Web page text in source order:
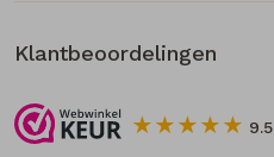
Klantbeoordelingen
9.5